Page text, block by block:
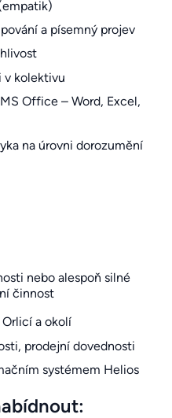
a písemný projev
v kolektivu
Office – Word, Excel,
na úrovni dorozumění
nebo alespoň silné
činnost
a okolí
prodejní dovednosti
systémem Helios